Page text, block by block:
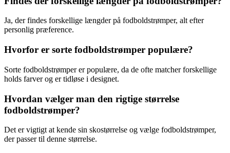
Ja, der findes forskellige længder på fodboldstrømper, alt efter
personlig præference.
Hvorfor er sorte fodboldstrømper populære?
Sorte fodboldstrømper er populære, da de ofte matcher forskellige
holds farver og er tidløse i designet.
Hvordan vælger man den rigtige størrelse
fodboldstrømper?
Det er vigtigt at kende sin skostørrelse og vælge fodboldstrømper,
der passer til denne størrelse.